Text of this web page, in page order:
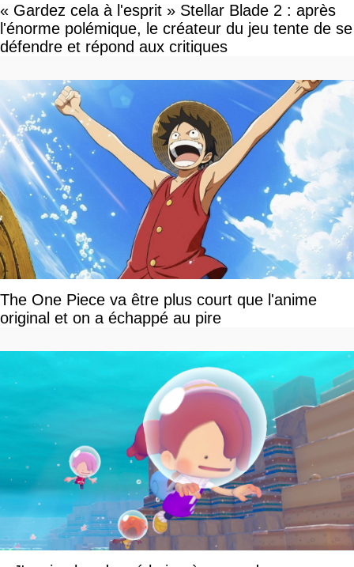
« Gardez cela à l'esprit » Stellar Blade 2 : après
l'énorme polémique, le créateur du jeu tente de se
défendre et répond aux critiques
The One Piece va être plus court que l'anime
original et on a échappé au pire